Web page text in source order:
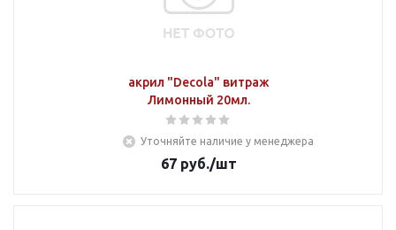
акрил "Decola" витраж
Лимонный 20мл.
Уточняйте наличие у менеджера
67руб./шт